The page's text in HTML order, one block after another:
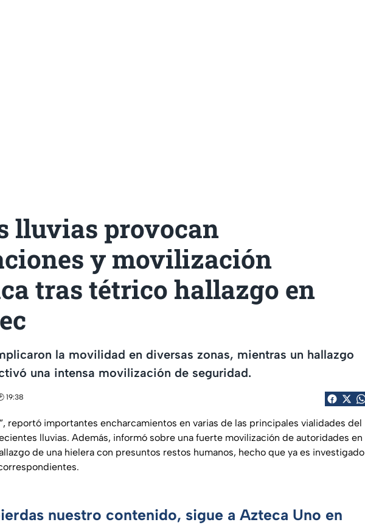
lluvias provocan
y movilización
tras tétrico hallazgo en
la movilidad en diversas zonas, mientras un hallazgo
una intensa movilización de seguridad.
19:38
reportó importantes encharcamientos en varias de las principales vialidades del
lluvias. Además, informó sobre una fuerte movilización de autoridades en
de una hielera con presuntos restos humanos, hecho que ya es investigado
nuestro contenido, sigue a Azteca Uno en